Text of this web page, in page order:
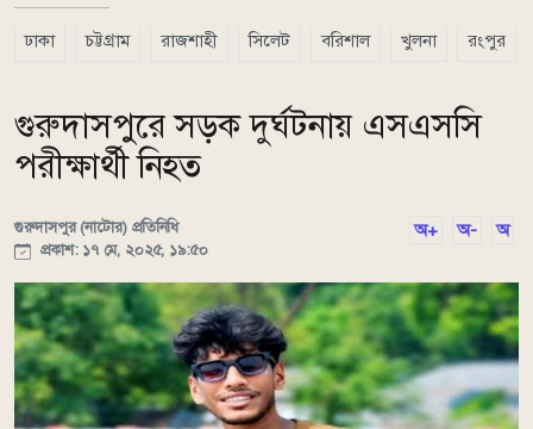
ঢাকা চট্টগ্রাম রাজশাহী সিলেট বরিশাল খুলনা রংপুর
গুরুদাসপুরে সড়ক দুর্ঘটনায় এসএসসি
পরীক্ষার্থী নিহত
গুরুদাসপুর (নাটোর) প্রতিনিধি
প্রকাশ: ১৭ মে, ২০২৫, ১৯:৫০
অ+ অ- অ